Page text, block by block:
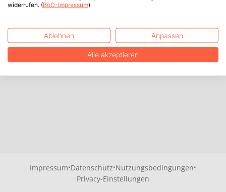
Impressum·Datenschutz·Nutzungsbedingungen·
Privacy-Einstellungen
widerrufen. (BoD-Impressum)
Ablehnen Anpassen
Alle akzeptieren